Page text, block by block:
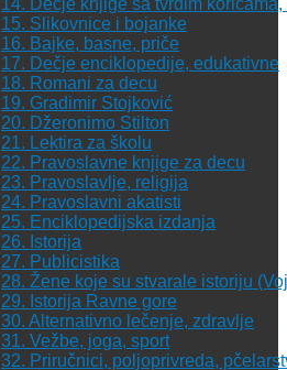
14. Dečje knjige sa tvrdim
15. Slikovnice i bojanke
16. Bajke, basne, priče
17. Dečje enciklopedije, edukativne
18. Romani za decu
19. Gradimir Stojković
20. Džeronimo Stilton
21. Lektira za školu
22. Pravoslavne knjige za decu
23. Pravoslavlje, religija
24. Pravoslavni akatisti
25. Enciklopedijska izdanja
26. Istorija
27. Publicistika
28. Žene koje su stvarale istoriju
29. Istorija Ravne gore
30. Alternativno lečenje, zdravlje
31. Vežbe, joga, sport
32. Priručnici, poljoprivreda,